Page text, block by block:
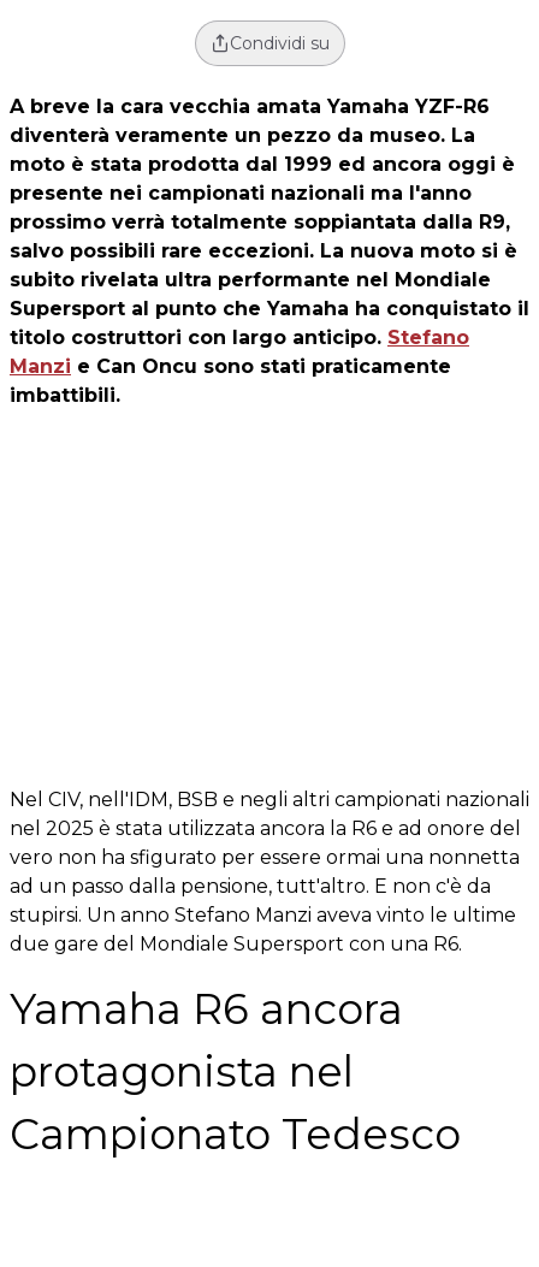
Condividi su
A breve la cara vecchia amata Yamaha YZF-R6
diventerà veramente un pezzo da museo. La
moto è stata prodotta dal 1999 ed ancora oggi è
presente nei campionati nazionali ma l'anno
prossimo verrà totalmente soppiantata dalla R9,
salvo possibili rare eccezioni. La nuova moto si è
subito rivelata ultra performante nel Mondiale
Supersport al punto che Yamaha ha conquistato il
titolo costruttori con largo anticipo. Stefano
Manzi e Can Oncu sono stati praticamente
imbattibili.
Nel CIV, nell'IDM, BSB e negli altri campionati nazionali
nel 2025 è stata utilizzata ancora la R6 e ad onore del
vero non ha sfigurato per essere ormai una nonnetta
ad un passo dalla pensione, tutt'altro. E non c'è da
stupirsi. Un anno Stefano Manzi aveva vinto le ultime
due gare del Mondiale Supersport con una R6.
Yamaha R6 ancora
protagonista nel
Campionato Tedesco